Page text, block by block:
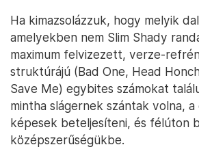
Ha kimazsolázzuk, hogy melyik
amelyekben nem Slim Shady
maximum felvizezett, verze-
struktúrájú (Bad One, Head
Save Me) egybites számokat
mintha slágernek szántak volna,
képesek beteljesíteni, és félúton
középszerűségükbe.